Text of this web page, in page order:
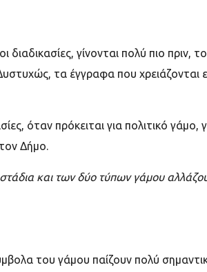
διαδικασίες, γίνονται πολύ πιο πριν,
τα έγγραφα που χρειάζονται
όταν πρόκειται για πολιτικό
Δήμο.
και των δύο τύπων γάμου
του γάμου παίζουν πολύ